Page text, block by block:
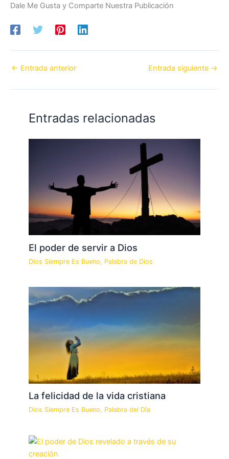
Dale Me Gusta y Comparte Nuestra Publicación
← Entrada anterior Entrada siguiente →
Entradas relacionadas
El poder de servir a Dios
Dios Siempre Es Bueno, Palabra de Dios
La felicidad de la vida cristiana
Dios Siempre Es Bueno, Palabra del Día